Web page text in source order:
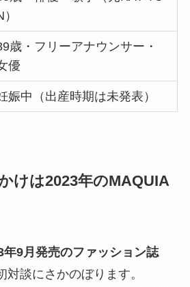
）
歳・フリーアナウンサー・
優
娠中（出産時期は未発表）
けは2023年のMAQUIA
年9月発売のファッション誌
対談にさかのぼります。